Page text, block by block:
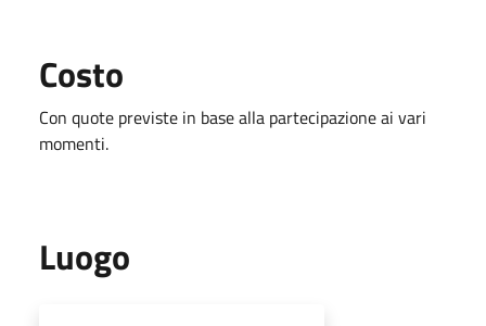
Costo
Con quote previste in base alla partecipazione ai vari
momenti.
Luogo